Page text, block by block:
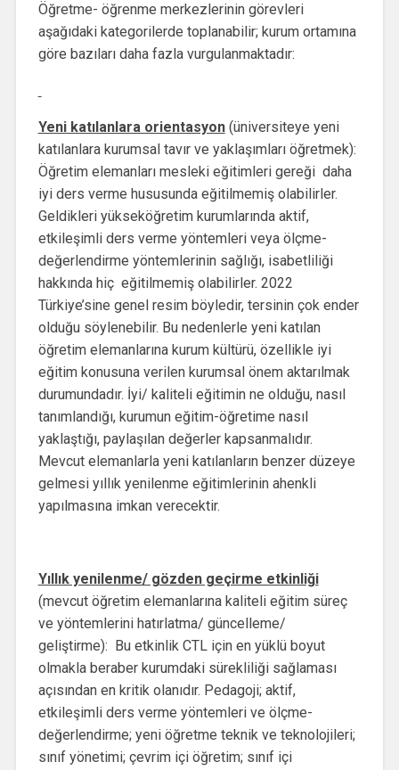
Öğretme- öğrenme merkezlerinin görevleri
aşağıdaki kategorilerde toplanabilir; kurum ortamına
göre bazıları daha fazla vurgulanmaktadır:
Yeni katılanlara orientasyon(üniversiteye yeni
katılanlara kurumsal tavır ve yaklaşımları öğretmek):
Öğretim elemanları mesleki eğitimleri gereği daha
iyi ders verme hususunda eğitilmemiş olabilirler.
Geldikleri yükseköğretim kurumlarında aktif,
etkileşimli ders verme yöntemleri veya ölçme-
değerlendirme yöntemlerinin sağlığı, isabetliliği
hakkında hiç eğitilmemiş olabilirler. 2022
Türkiye’sine genel resim böyledir, tersinin çok ender
olduğu söylenebilir. Bu nedenlerle yeni katılan
öğretim elemanlarına kurum kültürü, özellikle iyi
eğitim konusuna verilen kurumsal önem aktarılmak
durumundadır. İyi/ kaliteli eğitimin ne olduğu, nasıl
tanımlandığı, kurumun eğitim-öğretime nasıl
yaklaştığı, paylaşılan değerler kapsanmalıdır.
Mevcut elemanlarla yeni katılanların benzer düzeye
gelmesi yıllık yenilenme eğitimlerinin ahenkli
yapılmasına imkan verecektir.
Yıllık yenilenme/ gözden geçirme etkinliği
(mevcut öğretim elemanlarına kaliteli eğitim süreç
ve yöntemlerini hatırlatma/ güncelleme/
geliştirme): Bu etkinlik CTL için en yüklü boyut
olmakla beraber kurumdaki sürekliliği sağlaması
açısından en kritik olanıdır. Pedagoji; aktif,
etkileşimli ders verme yöntemleri ve ölçme-
değerlendirme; yeni öğretme teknik ve teknolojileri;
sınıf yönetimi; çevrim içi öğretim; sınıf içi